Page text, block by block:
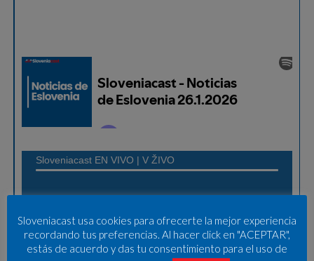
Sloveniacast usa cookies para ofrecerte la mejor experiencia
recordando tus preferencias. Al hacer click en "ACEPTAR",
estás de acuerdo y das tu consentimiento para el uso de